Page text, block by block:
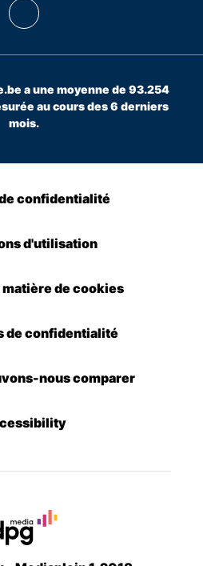
a une moyenne de 93.254
au cours des 6 derniers
mois.
confidentialité
d'utilisation
de cookies
de confidentialité
nous comparer